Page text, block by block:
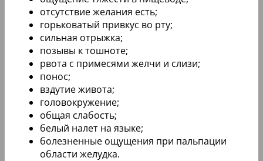
отсутствие желания есть;
горьковатый привкус во рту;
сильная отрыжка;
позывы к тошноте;
рвота с примесями желчи и слизи;
понос;
вздутие живота;
головокружение;
общая слабость;
белый налет на языке;
болезненные ощущения при пальпации
области желудка.